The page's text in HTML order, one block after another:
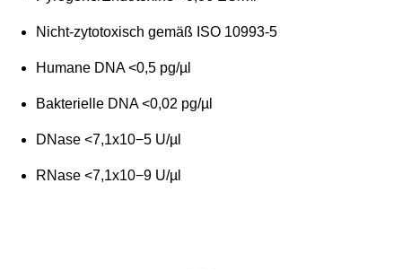
Nicht-zytotoxisch gemäß ISO 10993-5
Humane DNA <0,5 pg/µl
Bakterielle DNA <0,02 pg/µl
DNase <7,1x10−5 U/µl
RNase <7,1x10−9 U/µl